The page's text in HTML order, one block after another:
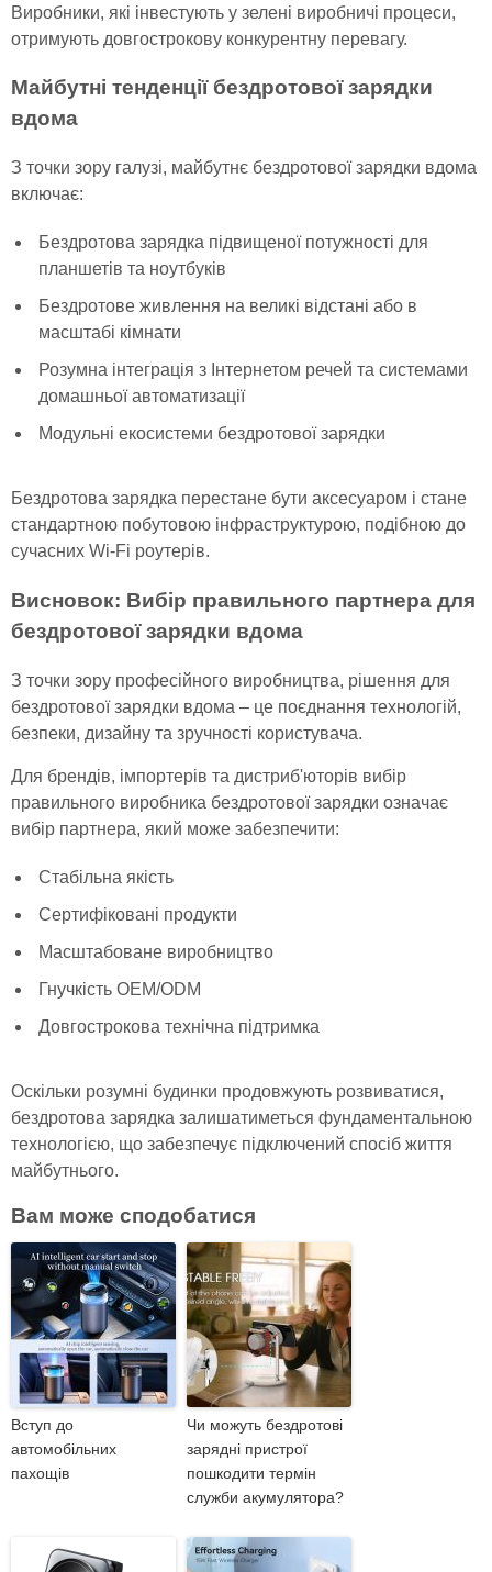
Виробники, які інвестують у зелені виробничі процеси,
отримують довгострокову конкурентну перевагу.
Майбутні тенденції бездротової зарядки
вдома
З точки зору галузі, майбутнє бездротової зарядки вдома
включає:
Бездротова зарядка підвищеної потужності для
планшетів та ноутбуків
Бездротове живлення на великі відстані або в
масштабі кімнати
Розумна інтеграція з Інтернетом речей та системами
домашньої автоматизації
Модульні екосистеми бездротової зарядки
Бездротова зарядка перестане бути аксесуаром і стане
стандартною побутовою інфраструктурою, подібною до
сучасних Wi-Fi роутерів.
Висновок: Вибір правильного партнера для
бездротової зарядки вдома
З точки зору професійного виробництва, рішення для
бездротової зарядки вдома – це поєднання технологій,
безпеки, дизайну та зручності користувача.
Для брендів, імпортерів та дистриб'юторів вибір
правильного виробника бездротової зарядки означає
вибір партнера, який може забезпечити:
Стабільна якість
Сертифіковані продукти
Масштабоване виробництво
Гнучкість OEM/ODM
Довгострокова технічна підтримка
Оскільки розумні будинки продовжують розвиватися,
бездротова зарядка залишатиметься фундаментальною
технологією, що забезпечує підключений спосіб життя
майбутнього.
Вам може сподобатися
Вступ до
автомобільних
пахощів
Чи можуть бездротові
зарядні пристрої
пошкодити термін
служби акумулятора?